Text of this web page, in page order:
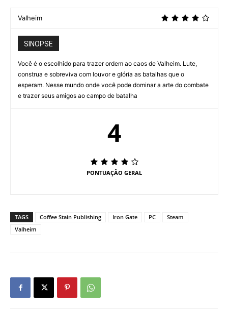
Valheim
SINOPSE
Você é o escolhido para trazer ordem ao caos de Valheim. Lute,
construa e sobreviva com louvor e glória as batalhas que o
esperam. Nesse mundo onde você pode dominar a arte do combate
e trazer seus amigos ao campo de batalha
4
PONTUAÇÃO GERAL
TAGS Coffee Stain Publishing Iron Gate PC
Steam
Valheim